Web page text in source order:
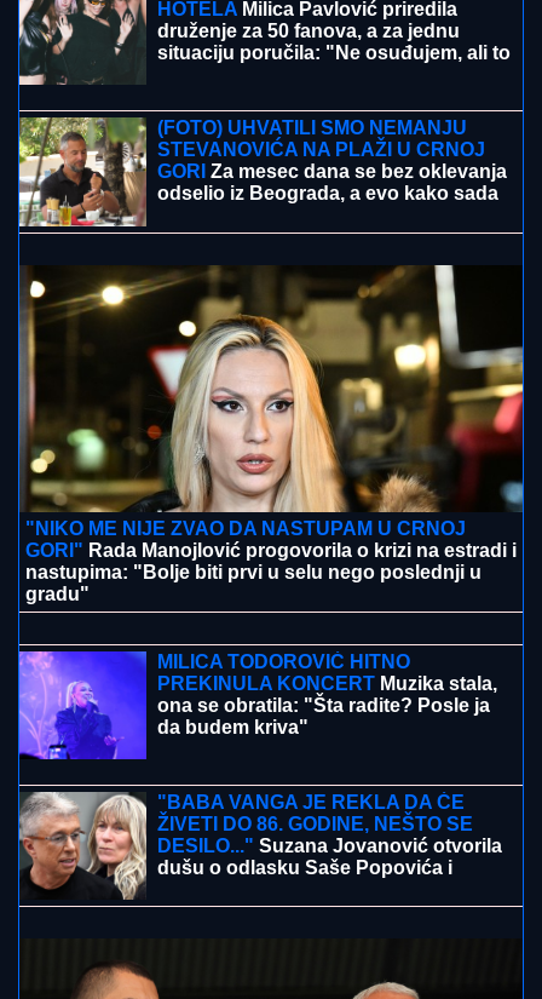
druženje za 50 fanova, a za jednu
situaciju poručila: "Ne osuđujem, ali to
nije moj stil"
Horor u Laktašima: U dvorištu kuće pronađeno
ugljenisano telo žene (74), policija utvrđuje uzrok
smrti
(FOTO) UHVATILI SMO NEMANJU
STEVANOVIĆA NA PLAŽI U CRNOJ
GORIZa mesec dana se bez oklevanja
odselio iz Beograda, a evo kako sada
živi sa suprugom i ćerkom
ŠOK! PEVAČICA PRETUKLA
TAKSISTUSad prvi put otkrila detalje:
"Nisam htela da platim, prebila sam
ga"